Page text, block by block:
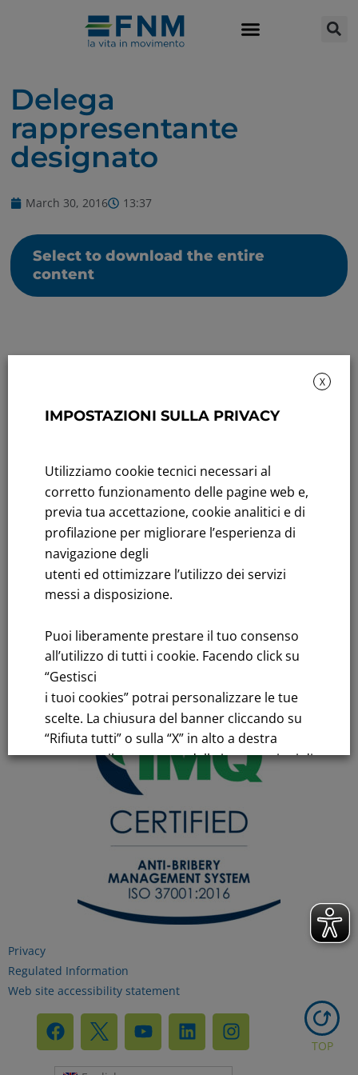
Delega
rappresentante
designato
March 30, 2016 13:37
Select to download the entire
content
Sustainability: Sustainability report
Tenders: All Tenders
FNM S.p.A.
Headquarters in Milan, Piazzale Cadorna, 14
fnm@legalmail.it
Share capital € 230,000,000.00 fully paid up
C.F.and VAT number 00776140154
C.C.I.AA. Milano – REA 28331
Privacy
Regulated Information
Web site accessibility statement
TOP
X
IMPOSTAZIONI SULLA PRIVACY
Utilizziamo cookie tecnici necessari al
corretto funzionamento delle pagine web e,
previa tua accettazione, cookie analitici e di
profilazione per migliorare l’esperienza di
navigazione degli
utenti ed ottimizzare l’utilizzo dei servizi
messi a disposizione.
Puoi liberamente prestare il tuo consenso
all’utilizzo di tutti i cookie. Facendo click su
“Gestisci
i tuoi cookies” potrai personalizzare le tue
scelte. La chiusura del banner cliccando su
“Rifiuta tutti” o sulla “X” in alto a destra
comporta il permanere delle impostazioni di
default e la continuazione della navigazione
in assenza di cookie o altri strumenti di
tracciamento diversi da quelli tecnici.
Per maggiori informazioni consulta la
Informativa sui dati personali e cookie
RIFIUTA TUTTI
GESTISCI I TUOI COOKIES